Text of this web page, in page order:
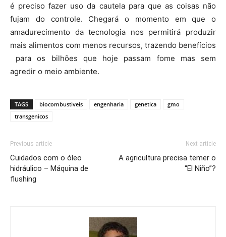
é preciso fazer uso da cautela para que as coisas não
fujam do controle. Chegará o momento em que o
amadurecimento da tecnologia nos permitirá produzir
mais alimentos com menos recursos, trazendo benefícios
para os bilhões que hoje passam fome mas sem
agredir o meio ambiente.
TAGS biocombustiveis engenharia genetica
gmo
transgenicos
Previous article
Cuidados com o óleo
hidráulico – Máquina de
flushing
Next article
A agricultura precisa temer o
“El Niño”?